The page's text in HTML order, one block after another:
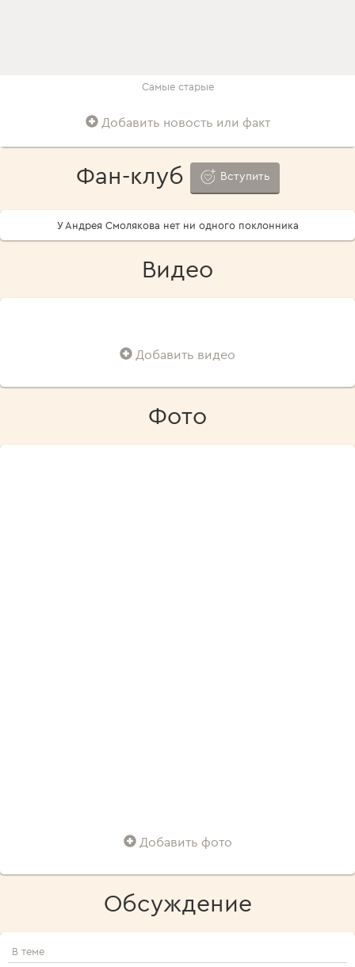
Самые старые
Добавить новость или факт
Фан-клуб Вступить
У Андрея Смолякова нет ни одного поклонника
Видео
Добавить видео
Фото
Добавить фото
Обсуждение
В теме